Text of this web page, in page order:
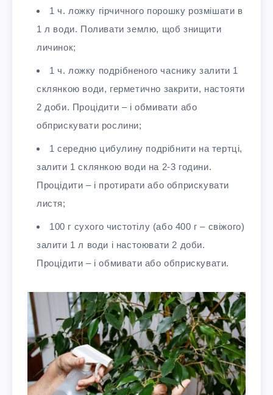
1 ч. ложку гірчичного порошку розмішати в
1 л води. Поливати землю, щоб знищити
личинок;
1 ч. ложку подрібненого часнику залити 1
склянкою води, герметично закрити, настояти
2 доби. Процідити – і обмивати або
обприскувати рослини;
1 середню цибулину подрібнити на тертці,
залити 1 склянкою води на 2-3 години.
Процідити – і протирати або обприскувати
листя;
100 г сухого чистотілу (або 400 г – свіжого)
залити 1 л води і настоювати 2 доби.
Процідити – і обмивати або обприскувати.